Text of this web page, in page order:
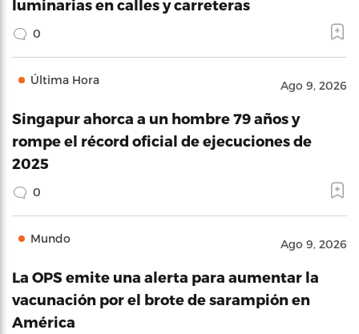
luminarias en calles y carreteras
0
Última Hora Ago 9, 2026
Singapur ahorca a un hombre 79 años y
rompe el récord oficial de ejecuciones de
2025
0
Mundo Ago 9, 2026
La OPS emite una alerta para aumentar la
vacunación por el brote de sarampión en
América